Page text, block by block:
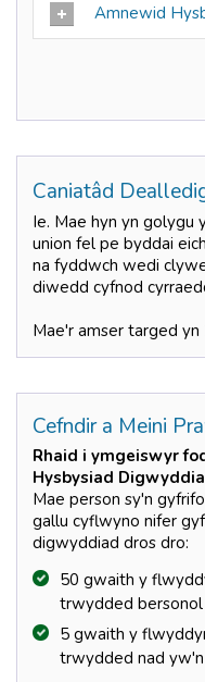
Amnewid
Caniatâd
Ie. Mae hyn yn golygu
union fel pe byddai
na fyddwch wedi
diwedd cyfnod
Mae'r amser targed yn
Cefndir a Meini
Rhaid i ymgeiswyr
Hysbysiad
Mae person sy'n
gallu cyflwyno nifer
digwyddiad dros dro:
50 gwaith y
trwydded bersonol
5 gwaith y
trwydded nad